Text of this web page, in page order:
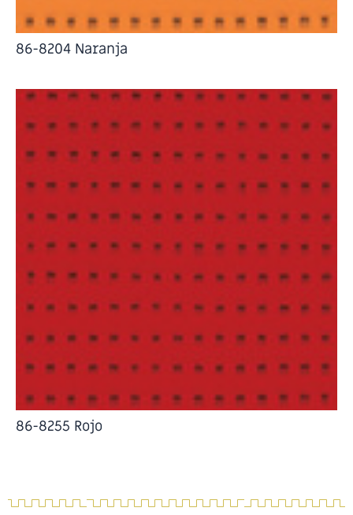
86-8204 Naranja
86-8255 Rojo